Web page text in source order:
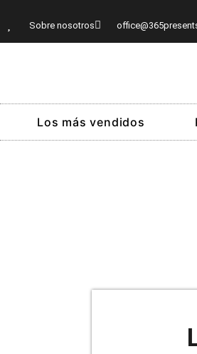
Sobre nosotros
Los más vendidos